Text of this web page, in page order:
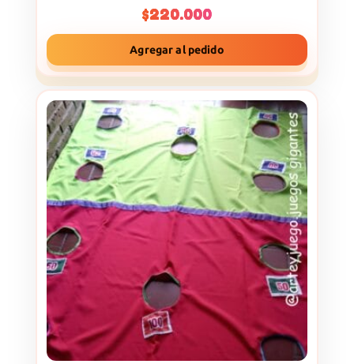
$220.000
Agregar al pedido